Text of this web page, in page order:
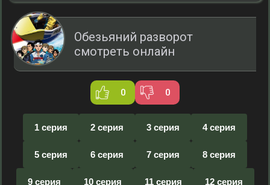
Обезьяний разворот
смотреть онлайн
0 0
1 серия 2 серия 3 серия 4 серия
5 серия 6 серия 7 серия 8 серия
9 серия 10 серия 11 серия 12 серия